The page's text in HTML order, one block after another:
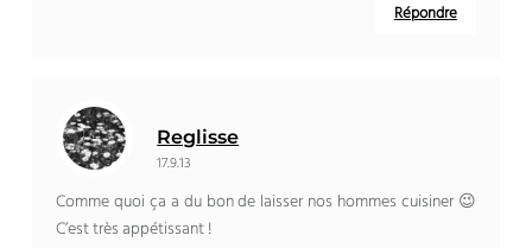
Répondre
Reglisse
17.9.13
Comme quoi ça a du bon de laisser nos hommes cuisiner 😉
C’est très appétissant !